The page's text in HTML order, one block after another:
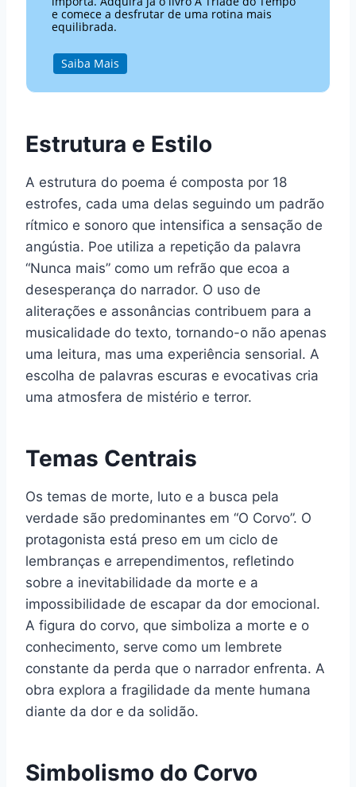
e comece a desfrutar de uma rotina mais
equilibrada.
Saiba Mais
Estrutura e Estilo
A estrutura do poema é composta por 18
estrofes, cada uma delas seguindo um padrão
rítmico e sonoro que intensifica a sensação de
angústia. Poe utiliza a repetição da palavra
“Nunca mais” como um refrão que ecoa a
desesperança do narrador. O uso de
aliterações e assonâncias contribuem para a
musicalidade do texto, tornando-o não apenas
uma leitura, mas uma experiência sensorial. A
escolha de palavras escuras e evocativas cria
uma atmosfera de mistério e terror.
Temas Centrais
Os temas de morte, luto e a busca pela
verdade são predominantes em “O Corvo”. O
protagonista está preso em um ciclo de
lembranças e arrependimentos, refletindo
sobre a inevitabilidade da morte e a
impossibilidade de escapar da dor emocional.
A figura do corvo, que simboliza a morte e o
conhecimento, serve como um lembrete
constante da perda que o narrador enfrenta. A
obra explora a fragilidade da mente humana
diante da dor e da solidão.
Simbolismo do Corvo